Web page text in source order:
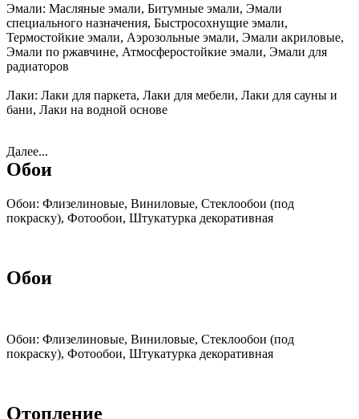
Эмали: Масляные эмали, Битумные эмали, Эмали
специального назначения, Быстросохнущие эмали,
Термостойкие эмали, Аэрозольные эмали, Эмали акриловые,
Эмали по ржавчине, Атмосферостойкие эмали, Эмали для
радиаторов
Лаки: Лаки для паркета, Лаки для мебели, Лаки для сауны и
бани, Лаки на водной основе
Далее...
Обои
Обои: Флизелиновые, Виниловые, Стеклообои (под
покраску), Фотообои, Штукатурка декоративная
Обои
Обои: Флизелиновые, Виниловые, Стеклообои (под
покраску), Фотообои, Штукатурка декоративная
Отопление